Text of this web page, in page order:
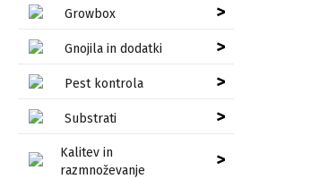
Growbox >
Gnojila in dodatki >
Pest kontrola >
Substrati >
Kalitev in
razmnoževanje
>